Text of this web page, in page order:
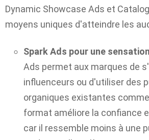
Dynamic Showcase Ads et
moyens uniques d'atteindre les
Spark Ads pour une
Ads permet aux marques de
influenceurs ou d'utiliser des
organiques existantes
format améliore la confiance
car il ressemble moins à une